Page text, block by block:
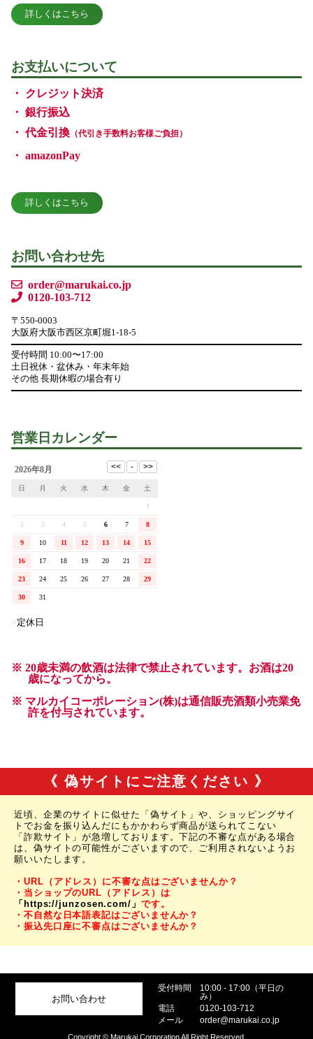
《 偽サイトにご注意ください 》
近頃、企業のサイトに似せた「偽サイト」や、ショッピングサイ
トでお金を振り込んだにもかかわらず商品が送られてこない
「詐欺サイト」が急増しております。下記の不審な点がある場合
は、偽サイトの可能性がございますので、ご利用されないようお
願いいたします。
・URL（アドレス）に不審な点はございませんか？
・当ショップのURL（アドレス）は
「https://junzosen.com/」 です。
・不自然な日本語表記はございませんか？
・振込先口座に不審点はございませんか？
お問い合わせ
受付時間
10:00 - 17:00（平日の
み）
電話
0120-103-712
メール
order@marukai.co.jp
Copyright © Marukai Corporation All Right Reserved.